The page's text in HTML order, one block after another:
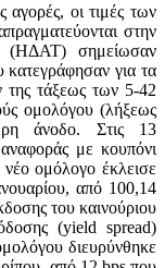
αγορές, οι τιμές των
στην
(ΗΔΑΤ) σημείωσαν
κατεγράφησαν για τα
τάξεως των 5-42
ομολόγου (λήξεως
άνοδο. Στις 13
με κουπόνι
ομόλογο έκλεισε
από 100,14
του καινούριου
(yield spread)
διευρύνθηκε